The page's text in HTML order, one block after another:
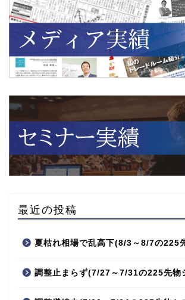
最近の投稿
夏枯れ相場で乱高下(8/3～8/7の225
調整止まらず(7/27～7/31の225先物